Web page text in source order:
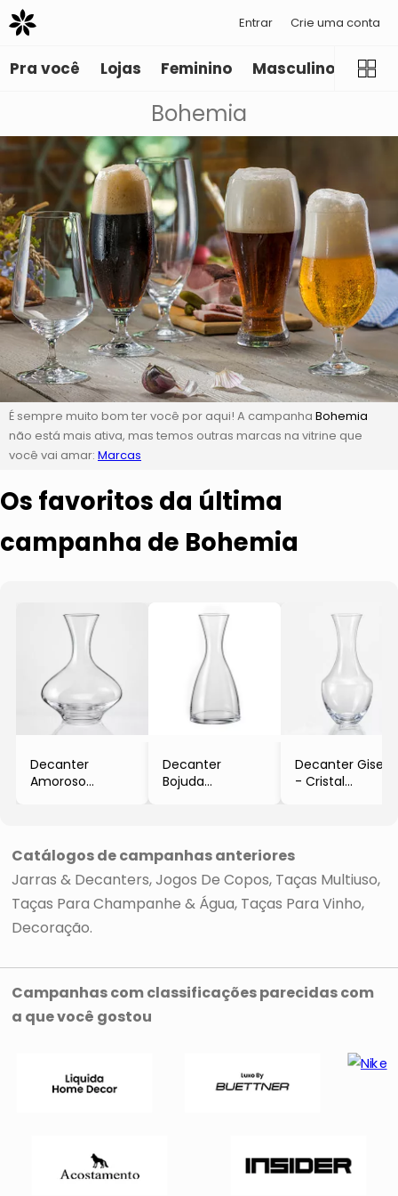
Entrar Crie uma conta
Pra você Lojas Feminino Masculino
Bohemia
É sempre muito bom ter você por aqui! A campanha Bohemia
não está mais ativa, mas temos outras marcas na vitrine que
você vai amar: Marcas
Os favoritos da última
campanha de Bohemia
Decanter
Amoroso
Decanter
Bojuda
Decanter Giselle
- Cristal
Catálogos de campanhas anteriores
Jarras & Decanters Jogos De Copos Taças Multiuso
Taças Para Champanhe & Água Taças Para Vinho
Decoração
Campanhas com classificações parecidas com
a que você gostou